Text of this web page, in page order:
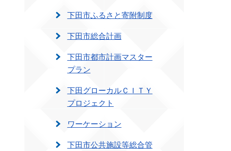
下田市ふるさと寄附制度
下田市総合計画
下田市都市計画マスター
プラン
下田グローカルＣＩＴＹ
プロジェクト
ワーケーション
下田市公共施設等総合管